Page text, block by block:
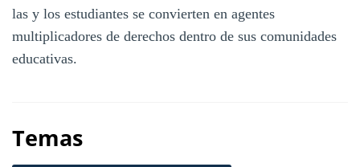
las y los estudiantes se convierten en agentes
multiplicadores de derechos dentro de sus comunidades
educativas.
Temas